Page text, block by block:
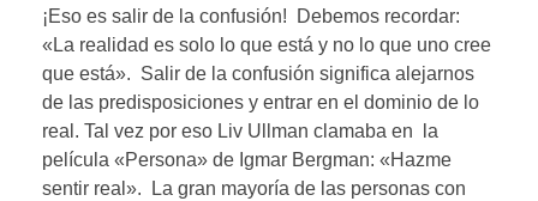
¡Eso es salir de la confusión! Debemos recordar:
«La realidad es solo lo que está y no lo que uno cree
que está». Salir de la confusión significa alejarnos
de las predisposiciones y entrar en el dominio de lo
real. Tal vez por eso Liv Ullman clamaba en la
película «Persona» de Igmar Bergman: «Hazme
sentir real». La gran mayoría de las personas con